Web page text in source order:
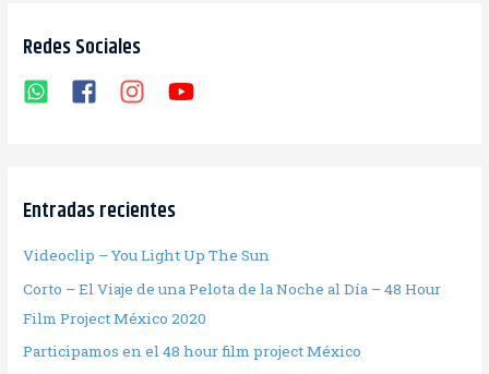
Redes Sociales
Entradas recientes
Videoclip – You Light Up The Sun
Corto – El Viaje de una Pelota de la Noche al Día – 48 Hour
Film Project México 2020
Participamos en el 48 hour film project México